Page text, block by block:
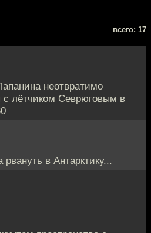
всего: 17
неотвратимо
с лётчиком Севрюговым в
в Антарктику...